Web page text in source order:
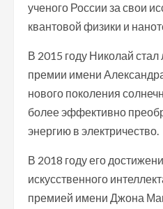
ученого России за свои
квантовой физики и
В 2015 году Николай
премии имени
нового поколения
более эффективно
энергию в электричество.
В 2018 году его
искусственного
премией имени Джона